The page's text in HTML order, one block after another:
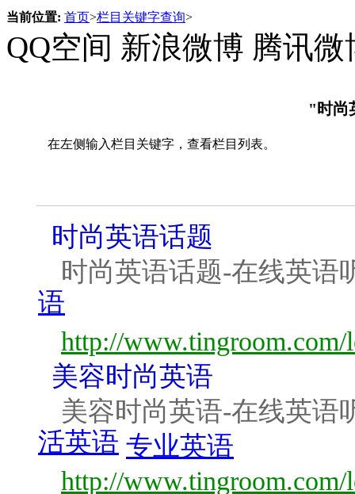
当前位置: 首页>栏目关键字查询>
QQ空间 新浪微博 腾讯微
"时尚
在左侧输入栏目关键字，查看栏目列表。
时尚英语话题
时尚英语话题-在线英语
语
http://www.tingroom.com/
美容时尚英语
美容时尚英语-在线英语
活英语 专业英语
http://www.tingroom.com/